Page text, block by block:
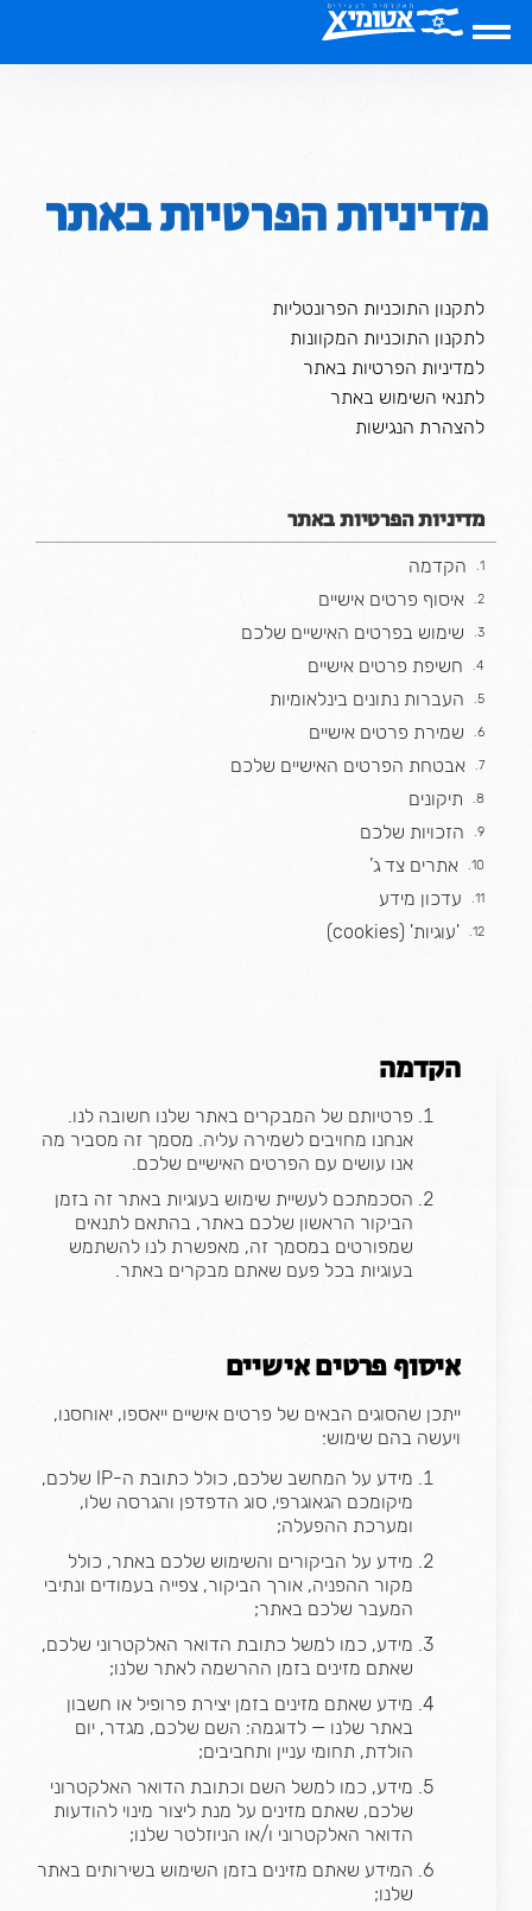
לֵב:
בְּאֲתָר
הַמְּסַיַּעַת
לִנְגִישׁוּתמדיניות הפרטיות באתר
לתקנון התוכניות הפרונטליות
לתקנון התוכניות המקוונות
למדיניות הפרטיות באתר
לתנאי השימוש באתר
להצהרת הנגישות
מדיניות הפרטיות באתר
הקדמה
איסוף פרטים אישיים
שימוש בפרטים האישיים שלכם
חשיפת פרטים אישיים
העברות נתונים בינלאומיות
שמירת פרטים אישיים
אבטחת הפרטים האישיים שלכם
תיקונים
הזכויות שלכם
אתרים צד ג’
עדכון מידע
'עוגיות' (cookies)
הקדמה
פרטיותם של המבקרים באתר שלנו חשובה לנו.
אנחנו מחויבים לשמירה עליה. מסמך זה מסביר מה
אנו עושים עם הפרטים האישיים שלכם.
הסכמתכם לעשיית שימוש בעוגיות באתר זה בזמן
הביקור הראשון שלכם באתר, בהתאם לתנאים
שמפורטים במסמך זה, מאפשרת לנו להשתמש
בעוגיות בכל פעם שאתם מבקרים באתר.
איסוף פרטים אישיים
ייתכן שהסוגים הבאים של פרטים אישיים ייאספו, יאוחסנו,
ויעשה בהם שימוש:
מידע על המחשב שלכם, כולל כתובת ה-IP שלכם,
מיקומכם הגאוגרפי, סוג הדפדפן והגרסה שלו,
ומערכת ההפעלה;
מידע על הביקורים והשימוש שלכם באתר, כולל
מקור ההפניה, אורך הביקור, צפייה בעמודים ונתיבי
המעבר שלכם באתר;
מידע, כמו למשל כתובת הדואר האלקטרוני שלכם,
שאתם מזינים בזמן ההרשמה לאתר שלנו;
מידע שאתם מזינים בזמן יצירת פרופיל או חשבון
באתר שלנו — לדוגמה: השם שלכם, מגדר, יום
הולדת, תחומי עניין ותחביבים;
מידע, כמו למשל השם וכתובת הדואר האלקטרוני
שלכם, שאתם מזינים על מנת ליצור מינוי להודעות
הדואר האלקטרוני ו/או הניוזלטר שלנו;
המידע שאתם מזינים בזמן השימוש בשירותים באתר
שלנו;